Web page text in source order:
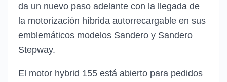
da un nuevo paso adelante con la llegada de
la motorización híbrida autorrecargable en sus
emblemáticos modelos Sandero y Sandero
Stepway.
El motor hybrid 155 está abierto para pedidos